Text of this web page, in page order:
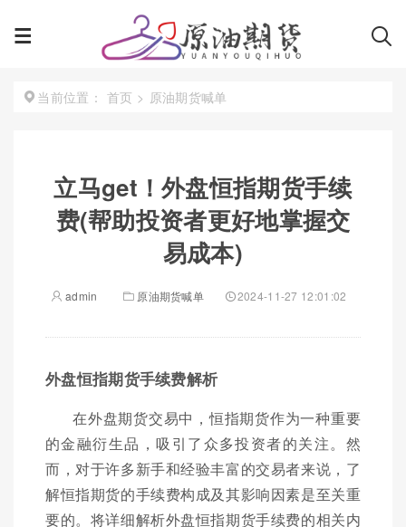
当前位置： 首页 > 原油期货喊单
立马get！外盘恒指期货手续
费(帮助投资者更好地掌握交
易成本)
admin 原油期货喊单 2024-11-27 12:01:02
外盘恒指期货手续费解析
在外盘期货交易中，恒指期货作为一种重要
的金融衍生品，吸引了众多投资者的关注。然
而，对于许多新手和经验丰富的交易者来说，了
解恒指期货的手续费构成及其影响因素是至关重
要的。将详细解析外盘恒指期货手续费的相关内